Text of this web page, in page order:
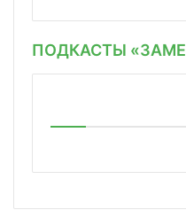
ПОДКАСТЫ